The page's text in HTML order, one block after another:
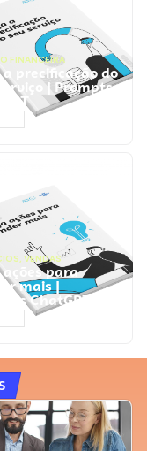
FINANCEIRA
a precificação do
serviço | Prompts
, VENDAS
ações para
mais |
ChatGPT